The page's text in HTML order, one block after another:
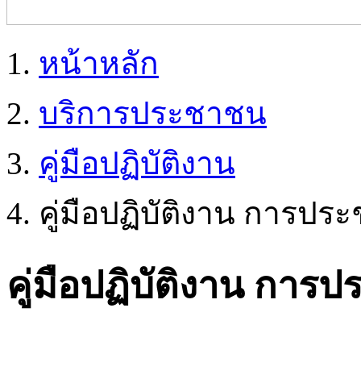
หน้าหลัก
บริการประชาชน
คู่มือปฏิบัติงาน
คู่มือปฏิบัติงาน การปร
คู่มือปฏิบัติงาน การป